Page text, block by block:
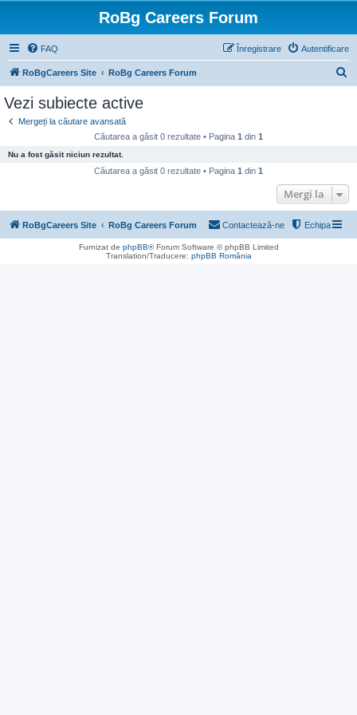
RoBg Careers Forum
FAQ Autentificare
Înregistrare
RoBgCareers Site RoBg Careers Forum
e
Vezi subiecte active
Mergeți la căutare avansată
Căutarea a găsit 0 rezultate • Pagina 1 din 1
Nu a fost găsit niciun rezultat.
Căutarea a găsit 0 rezultate • Pagina 1 din 1
Mergi la
RoBgCareers Site RoBg Careers Forum Echipa
Contactează-ne
Furnizat de phpBB® Forum Software © phpBB Limited
Translation/Traducere: phpBB România